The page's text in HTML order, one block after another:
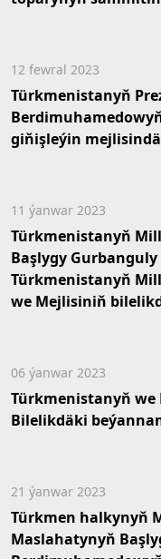
12 fewral 2023
Türkmenistanyň
giňişleýin
11 ýanwar 2023
Türkmenistanyň
Başlygy
Türkmenistanyň
we Mejlisiniň
06 ýanwar 2023
Türkmenistanyň we
Bilelikdäki
21 ýanwar 2023
Türkmen halkynyň
Maslahatynyň